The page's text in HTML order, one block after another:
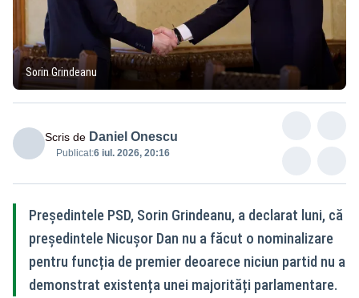
Sorin Grindeanu
Scris de Daniel Onescu
Publicat:6 iul. 2026, 20:16
Președintele PSD, Sorin Grindeanu, a declarat luni, că
președintele Nicușor Dan nu a făcut o nominalizare
pentru funcția de premier deoarece niciun partid nu a
demonstrat existența unei majorități parlamentare.